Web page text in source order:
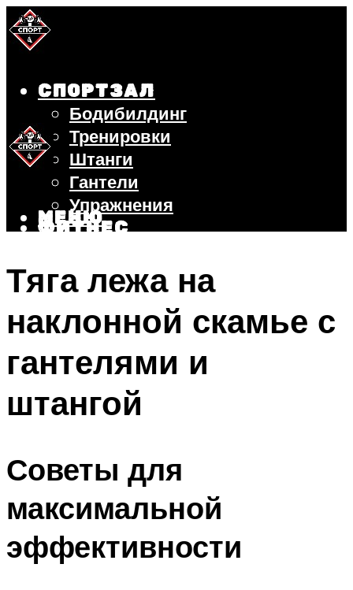
СПОРТЗАЛ
Бодибилдинг
Тренировки
Штанги
Гантели
Упражнения
ФИТНЕС
ВЕЛОСИПЕД
ПОХУДЕНИЕ
МЕНЮ
Тяга лежа на
наклонной скамье с
гантелями и
штангой
Советы для
максимальной
эффективности